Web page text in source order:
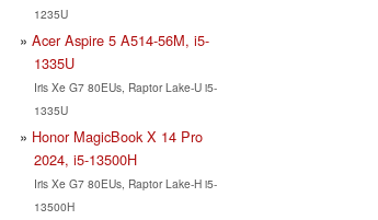
1235U
Acer Aspire 5 A514-56M, i5-
1335U
Iris Xe G7 80EUs, Raptor Lake-U i5-
1335U
Honor MagicBook X 14 Pro
2024, i5-13500H
Iris Xe G7 80EUs, Raptor Lake-H i5-
13500H